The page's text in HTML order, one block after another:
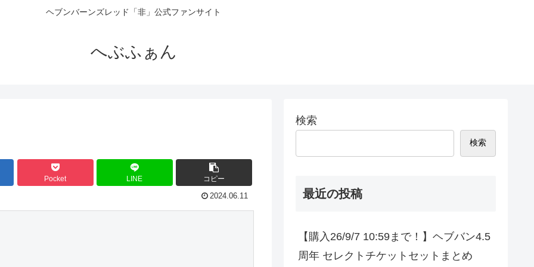
ヘブンバーンズレッド「非」公式ファンサイト
へぶふぁん
Pocket LINE コピー
2024.06.11
検索
検索
最近の投稿
【購入26/9/7 10:59まで！】ヘブバン4.5
周年 セレクトチケットセットまとめ